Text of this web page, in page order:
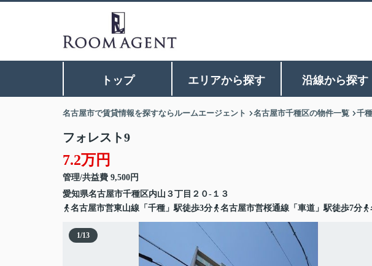
トップ エリアから探す 沿線から探す
名古屋市で賃貸情報を探すならルームエージェント 名古屋市千種区の物件一覧 千
フォレスト9
7.2万円
管理/共益費 9,500円
愛知県名古屋市千種区内山 ３丁目２０-１３
名古屋市営東山線「千種」駅徒歩3分
名古屋市営桜通線「車道」駅徒歩7分
1/13